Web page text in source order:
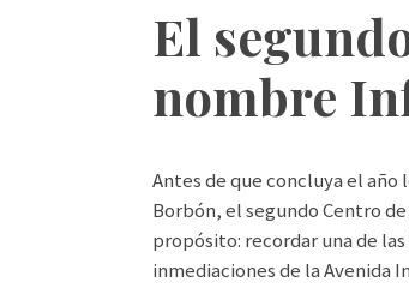
El
nombre
Antes de que concluya el
Borbón, el segundo Centro
propósito: recordar una de
inmediaciones de la Avenida